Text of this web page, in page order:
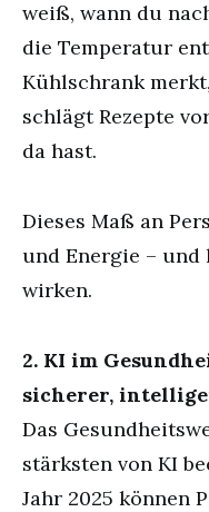
weiß, wann du
die Temperatur
Kühlschrank
schlägt Rezepte
da hast.
Dieses Maß an
und Energie – und
wirken.
2. KI im
sicherer,
Das
stärksten von KI
Jahr 2025 können